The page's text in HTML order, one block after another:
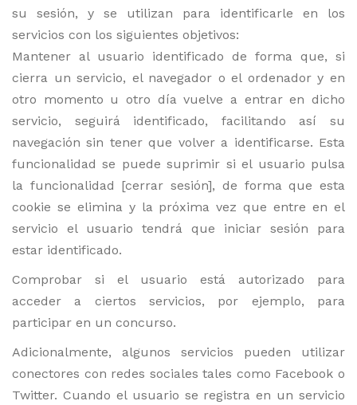
su sesión, y se utilizan para identificarle en los
servicios con los siguientes objetivos:
Mantener al usuario identificado de forma que, si
cierra un servicio, el navegador o el ordenador y en
otro momento u otro día vuelve a entrar en dicho
servicio, seguirá identificado, facilitando así su
navegación sin tener que volver a identificarse. Esta
funcionalidad se puede suprimir si el usuario pulsa
la funcionalidad [cerrar sesión], de forma que esta
cookie se elimina y la próxima vez que entre en el
servicio el usuario tendrá que iniciar sesión para
estar identificado.
Comprobar si el usuario está autorizado para
acceder a ciertos servicios, por ejemplo, para
participar en un concurso.
Adicionalmente, algunos servicios pueden utilizar
conectores con redes sociales tales como Facebook o
Twitter. Cuando el usuario se registra en un servicio